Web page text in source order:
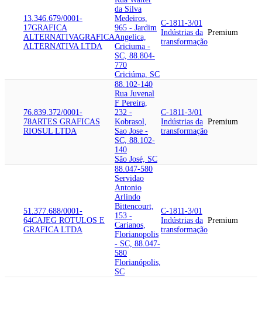
13.346.679/0001-
17GRAFICA
ALTERNATIVAGRAFICA
ALTERNATIVA LTDA
da Silva
Medeiros,
965 - Jardim
Angelica,
Criciuma -
SC, 88.804-
770
Criciúma, SC
C-1811-3/01
Indústrias da
transformação
Premium
76.839.372/0001-
78ARTES GRAFICAS
RIOSUL LTDA
88.102-140
Rua Juvenal
F Pereira,
232 -
Kobrasol,
Sao Jose -
SC, 88.102-
140
São José, SC
C-1811-3/01
Indústrias da
transformação
Premium
51.377.688/0001-
64CAJEG ROTULOS E
GRAFICA LTDA
88.047-580
Servidao
Antonio
Arlindo
Bittencourt,
153 -
Carianos,
Florianopolis
- SC, 88.047-
580
Florianópolis,
SC
C-1811-3/01
Indústrias da
transformação
Premium